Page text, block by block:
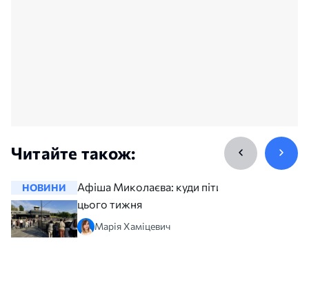
Читайте також:
НОВИНИ
Афіша Миколаєва: куди піти
цього тижня
Марія Хаміцевич